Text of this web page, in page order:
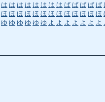
は は は は は は は は ば ば ば ば ば
ほ ほ ほ ほ ほ ほ ほ ほ ほ ほ ほ ほ ほ
ゆ ゆ ゆ ゆ ゆ ゆ よ よ よ よ よ よ よ